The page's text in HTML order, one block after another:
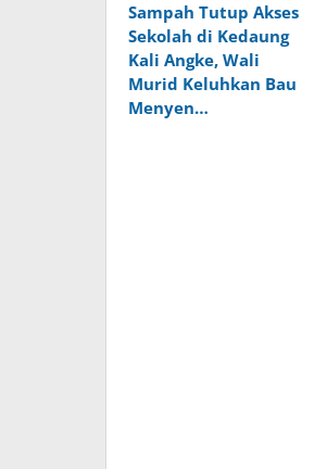
Sampah Tutup Akses
Sekolah di Kedaung
Kali Angke, Wali
Murid Keluhkan Bau
Menyen…